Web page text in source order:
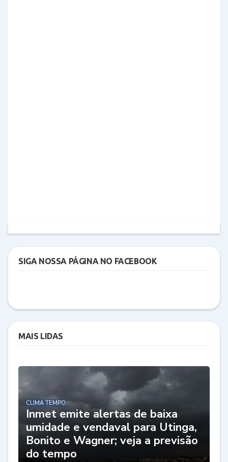
SIGA NOSSA PÁGINA NO FACEBOOK
MAIS LIDAS
CLIMA TEMPO
Inmet emite alertas de baixa
umidade e vendaval para Utinga,
Bonito e Wagner; veja a previsão
do tempo